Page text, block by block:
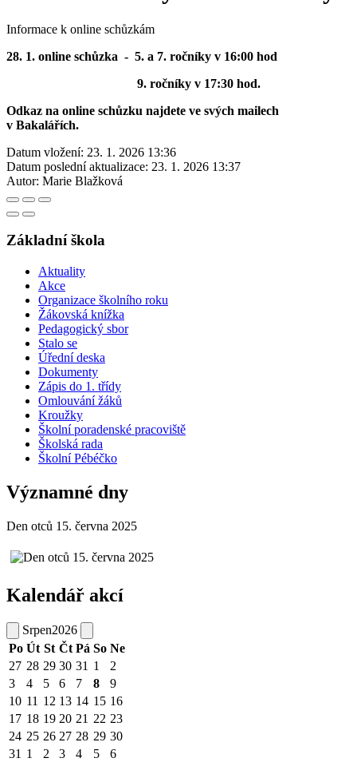
Informace k online schůzkám
28. 1. online schůzka - 5. a 7. ročníky v 16:00 hod
9. ročníky v 17:30 hod.
Odkaz na online schůzku najdete ve svých mailech
v Bakalářích.
Datum vložení: 23. 1. 2026 13:36
Datum poslední aktualizace: 23. 1. 2026 13:37
Autor: Marie Blažková
Základní škola
Aktuality
Akce
Organizace školního roku
Žákovská knížka
Pedagogický sbor
Stalo se
Úřední deska
Dokumenty
Zápis do 1. třídy
Omlouvání žáků
Kroužky
Školní poradenské pracoviště
Školská rada
Školní Pébéčko
Významné dny
Den otců 15. června 2025
Kalendář akcí
Srpen2026
Po Út St Čt Pá So Ne
27 28 29 30 31 1
2
3
4 5 6 7 8
9
10 11 12 13 14 15 16
17 18 19 20 21 22 23
24 25 26 27 28 29 30
31 1 2 3 4 5 6